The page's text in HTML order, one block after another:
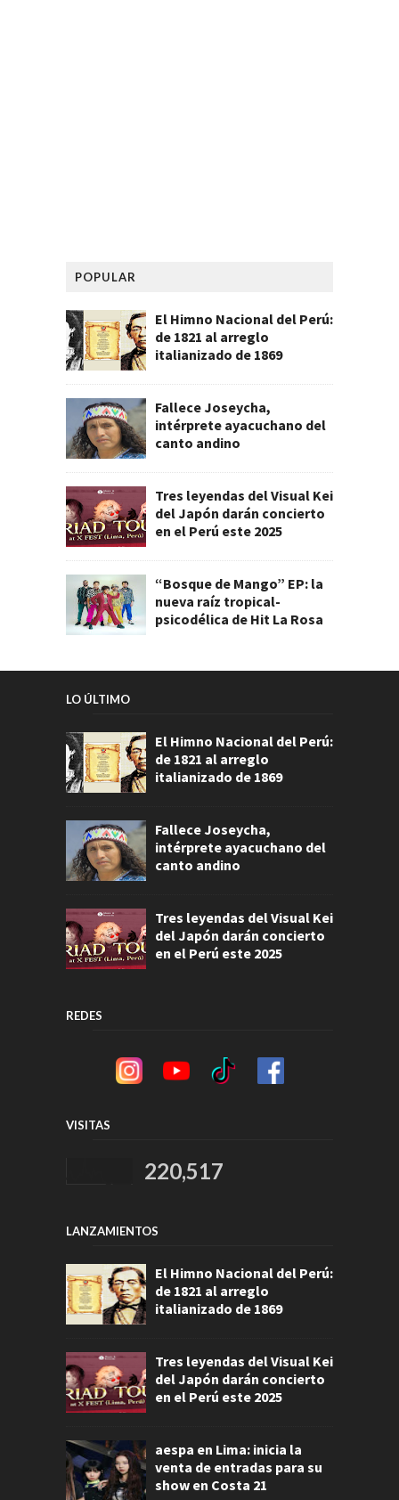
POPULAR
El Himno Nacional del Perú:
de 1821 al arreglo
italianizado de 1869
Fallece Joseycha,
intérprete ayacuchano del
canto andino
Tres leyendas del Visual Kei
del Japón darán concierto
en el Perú este 2025
“Bosque de Mango” EP: la
nueva raíz tropical-
psicodélica de Hit La Rosa
LO ÚLTIMO
El Himno Nacional del Perú:
de 1821 al arreglo
italianizado de 1869
Fallece Joseycha,
intérprete ayacuchano del
canto andino
Tres leyendas del Visual Kei
del Japón darán concierto
en el Perú este 2025
REDES
VISITAS
220,517
LANZAMIENTOS
El Himno Nacional del Perú:
de 1821 al arreglo
italianizado de 1869
Tres leyendas del Visual Kei
del Japón darán concierto
en el Perú este 2025
aespa en Lima: inicia la
venta de entradas para su
show en Costa 21